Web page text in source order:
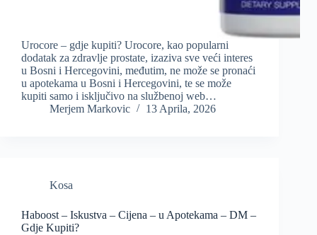
Urocore – gdje kupiti? Urocore, kao popularni
dodatak za zdravlje prostate, izaziva sve veći interes
u Bosni i Hercegovini, međutim, ne može se pronaći
u apotekama u Bosni i Hercegovini, te se može
kupiti samo i isključivo na službenoj web…
Merjem Markovic
13 Aprila, 2026
Kosa
Haboost – Iskustva – Cijena – u Apotekama – DM –
Gdje Kupiti?